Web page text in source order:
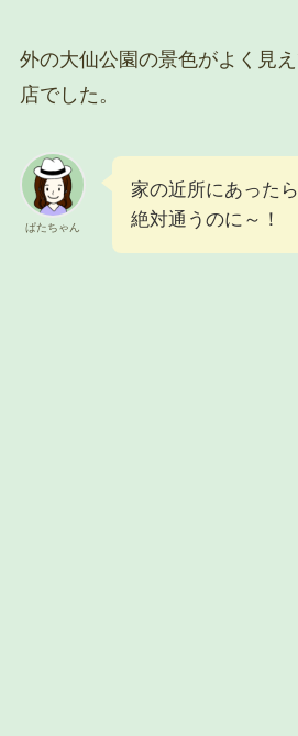
外の大仙公園の景色がよく見
店でした。
ぱたちゃん
家の近所にあったら
絶対通うのに～！